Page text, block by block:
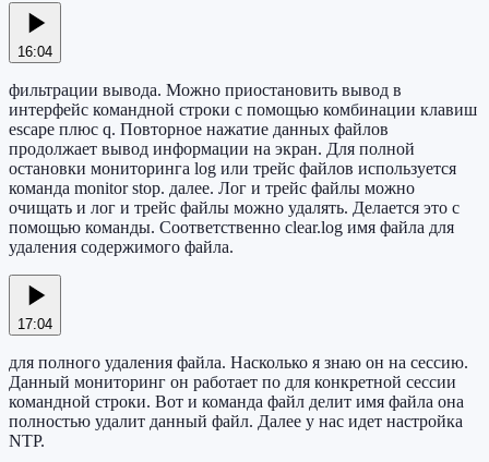
16:04
фильтрации вывода. Можно приостановить вывод в
интерфейс командной строки с помощью комбинации клавиш
escape плюс q. Повторное нажатие данных файлов
продолжает вывод информации на экран. Для полной
остановки мониторинга log или трейс файлов используется
команда monitor stop. далее. Лог и трейс файлы можно
очищать и лог и трейс файлы можно удалять. Делается это с
помощью команды. Соответственно clear.log имя файла для
удаления содержимого файла.
17:04
для полного удаления файла. Насколько я знаю он на сессию.
Данный мониторинг он работает по для конкретной сессии
командной строки. Вот и команда файл делит имя файла она
полностью удалит данный файл. Далее у нас идет настройка
NTP.